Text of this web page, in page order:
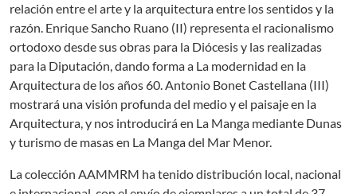
relación entre el arte y la arquitectura entre los sentidos y la
razón. Enrique Sancho Ruano (II) representa el racionalismo
ortodoxo desde sus obras para la Diócesis y las realizadas
para la Diputación, dando forma a La modernidad en la
Arquitectura de los años 60. Antonio Bonet Castellana (III)
mostrará una visión profunda del medio y el paisaje en la
Arquitectura, y nos introducirá en La Manga mediante Dunas
y turismo de masas en La Manga del Mar Menor.
La colección AAMMRM ha tenido distribución local, nacional